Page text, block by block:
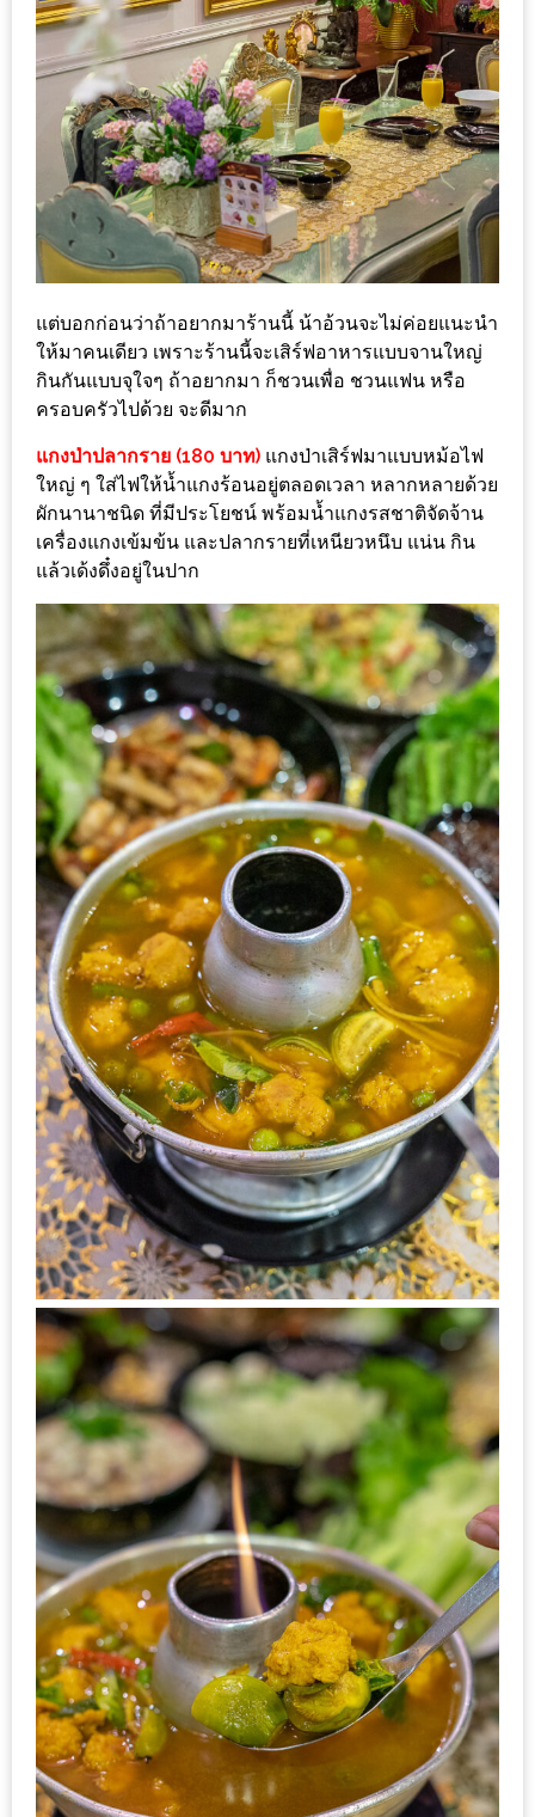
สมาชิก
ENEWS
น้า
อ้วน
ชวน
หิว
ข้าว
อะไร
เอ่ย
อร่อย
ที่สุด?
งาน
แฟร์
เรื่อง
บ้าน
ที่
ทุก
คน
ต้อง
มา
พบ
สินค้า
เรื่อง
บ้าน
ครบ
จบ
ที่
เดียว
HOMEPRO
FAIR
2017
เชียงใหม่
จัด
เต็ม
กับ
แผนที่
ร้าน
หมู
กระทะ
ทั่ว
เชียงใหม่
งบ
ไม่
บาน
ปลาย
อิ่ม
ชิ
ลล์
เกิน
แต่บอกก่อนว่าถ้าอยากมาร้านนี้ น้าอ้วนจะไม่ค่อยแนะนำ
ให้มาคนเดียว เพราะร้านนี้จะเสิร์ฟอาหารแบบจานใหญ่
กินกันแบบจุใจๆ ถ้าอยากมา ก็ชวนเพื่อ ชวนแฟน หรือ
ครอบครัวไปด้วย จะดีมาก
แกงป่าปลากราย (180 บาท) แกงป่าเสิร์ฟมาแบบหม้อไฟ
ใหญ่ ๆ ใส่ไฟให้น้ำแกงร้อนอยู่ตลอดเวลา หลากหลายด้วย
ผักนานาชนิด ที่มีประโยชน์ พร้อมน้ำแกงรสชาติจัดจ้าน
เครื่องแกงเข้มข้น และปลากรายที่เหนียวหนึบ แน่น กิน
แล้วเด้งดึ๋งอยู่ในปาก